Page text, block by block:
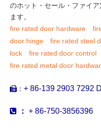
のホット・セール・ファイ
ます。
fire rated door hardware
door hinge
fire rated steel
lock
fire rated door control
fire rated metal door
 ： + 86-139 2903 7292
 ： + 86-750-3856396